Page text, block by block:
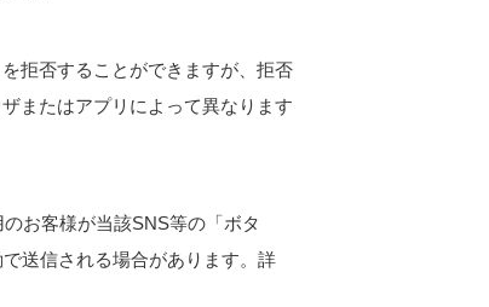
拒否することができますが、拒否
またはアプリによって異なります
お客様が当該SNS等の「ボタ
送信される場合があります。詳